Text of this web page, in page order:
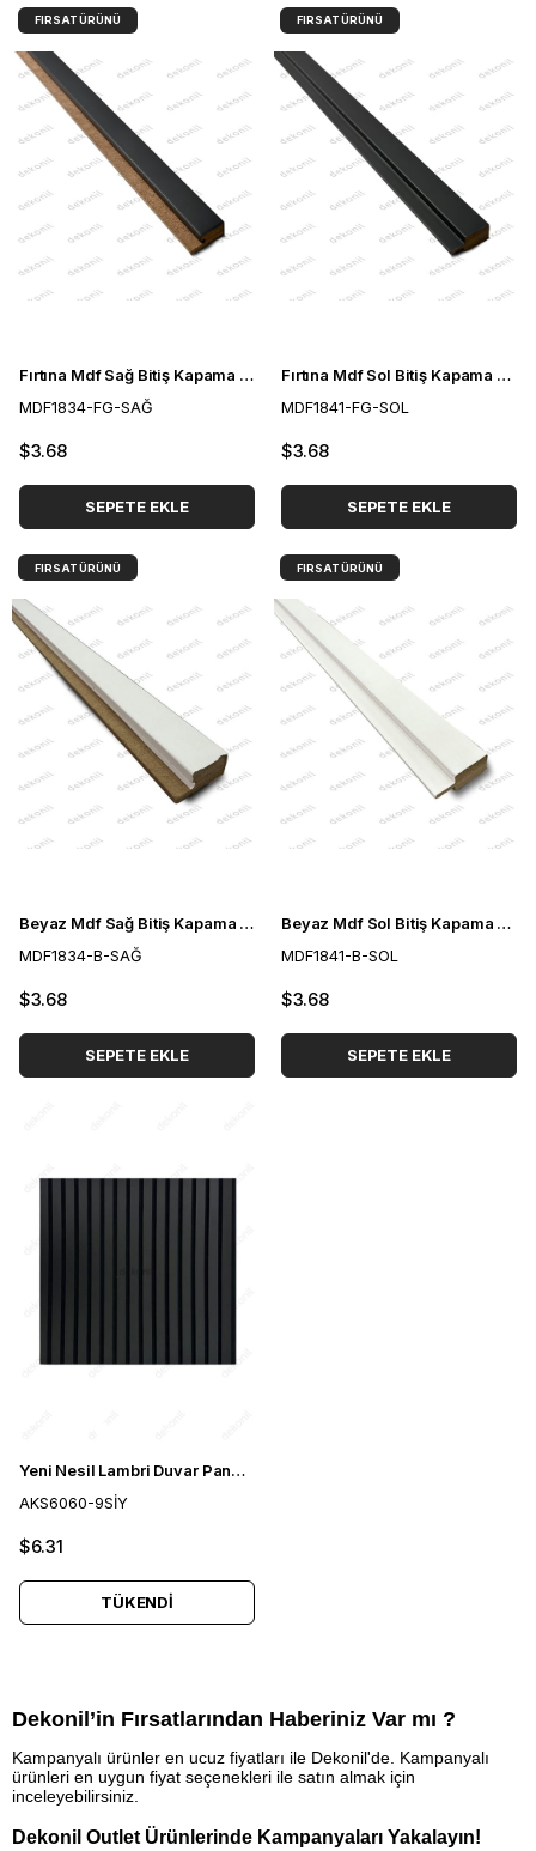
Fırtına Mdf Sağ Bitiş Kapama Çıtası 3 cm
MDF1834-FG-SAĞ
$3.68
SEPETE EKLE
FIRSAT ÜRÜNÜ
Fırtına Mdf Sol Bitiş Kapama Çıtası 3 cm
MDF1841-FG-SOL
$3.68
SEPETE EKLE
FIRSAT ÜRÜNÜ
Beyaz Mdf Sağ Bitiş Kapama Çıtası 3 cm
MDF1834-B-SAĞ
$3.68
SEPETE EKLE
FIRSAT ÜRÜNÜ
Beyaz Mdf Sol Bitiş Kapama Çıtası 3 cm
MDF1841-B-SOL
$3.68
SEPETE EKLE
FIRSAT ÜRÜNÜ
Yeni Nesil Lambri Duvar Paneli Siyah 60*60 cm
AKS6060-9SİY
$6.31
TÜKENDI
Dekonil’in Fırsatlarından Haberiniz Var mı ?
Kampanyalı ürünler en ucuz fiyatları ile Dekonil'de. Kampanyalı
ürünleri en uygun fiyat seçenekleri ile satın almak için
inceleyebilirsiniz.
Dekonil Outlet Ürünlerinde Kampanyaları Yakalayın!